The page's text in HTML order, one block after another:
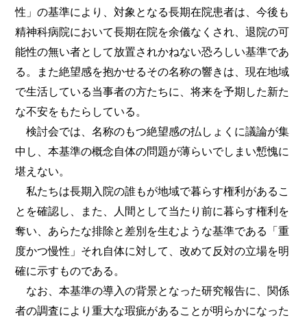
性」の基準により、対象となる長期在院患者は、今後も
精神科病院において長期在院を余儀なくされ、退院の可
能性の無い者として放置されかねない恐ろしい基準であ
る。また絶望感を抱かせるその名称の響きは、現在地域
で生活している当事者の方たちに、将来を予期した新た
な不安をもたらしている。
検討会では、名称のもつ絶望感の払しょくに議論が集
中し、本基準の概念自体の問題が薄らいでしまい慙愧に
堪えない。
私たちは長期入院の誰もが地域で暮らす権利があるこ
とを確認し、また、人間として当たり前に暮らす権利を
奪い、あらたな排除と差別を生むような基準である「重
度かつ慢性」それ自体に対して、改めて反対の立場を明
確に示すものである。
なお、本基準の導入の背景となった研究報告に、関係
者の調査により重大な瑕疵があることが明らかになった